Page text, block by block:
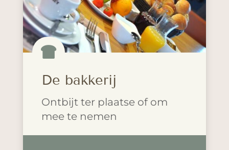

De bakkerij
Ontbijt ter plaatse of om
mee te nemen